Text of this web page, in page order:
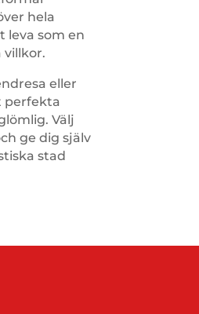
hela
leva som en
villkor.
eller
perfekta
Välj
ge dig själv
stad